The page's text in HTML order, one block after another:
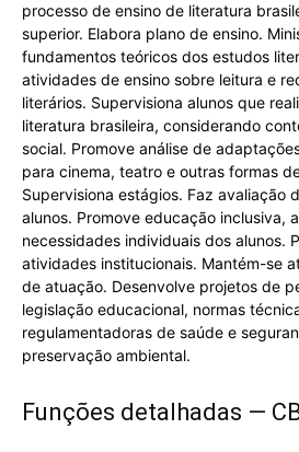
processo de ensino de literatura
superior. Elabora plano de ensino.
fundamentos teóricos dos estudos
atividades de ensino sobre leitura e
literários. Supervisiona alunos que
literatura brasileira, considerando
social. Promove análise de
para cinema, teatro e outras formas
Supervisiona estágios. Faz avaliação
alunos. Promove educação inclusiva,
necessidades individuais dos alunos.
atividades institucionais. Mantém-se
de atuação. Desenvolve projetos de
legislação educacional, normas
regulamentadoras de saúde e
preservação ambiental.
Funções detalhadas —